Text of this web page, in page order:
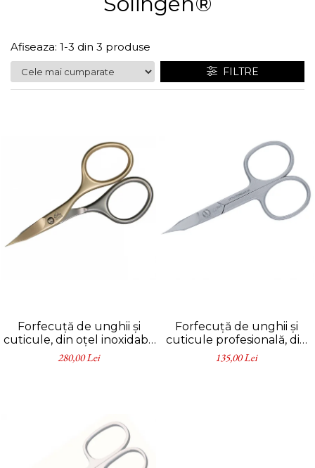
Truse manichiură bărbați
Afiseaza: 1-3 din 3 produse
FILTRE
Forfecuță de unghii și
cuticule, din oțel inoxidabil
(INOX) cu (Titan), argintiu-
auriu, Erbe Solingen
280,00 Lei
Forfecuță de unghii și
cuticule profesională, din
oțel inoxidabil, Erbe
Solingen
135,00 Lei